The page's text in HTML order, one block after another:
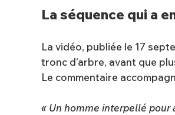
La séquence qui a
La vidéo, publiée le 17
tronc d’arbre, avant que
Le commentaire
« Un homme interpellé pour